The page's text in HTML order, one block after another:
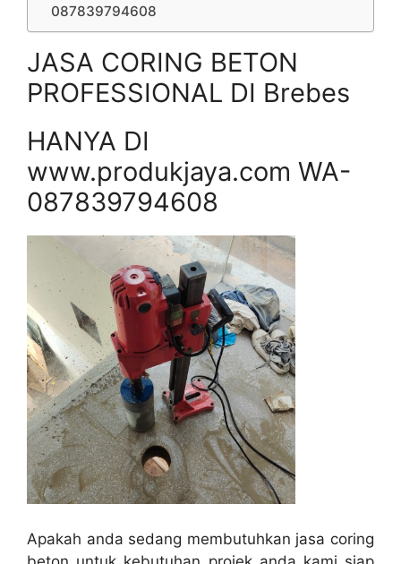
087839794608
JASA CORING BETON
PROFESSIONAL DI Brebes
HANYA DI
www.produkjaya.com WA-
087839794608
Apakah anda sedang membutuhkan jasa coring